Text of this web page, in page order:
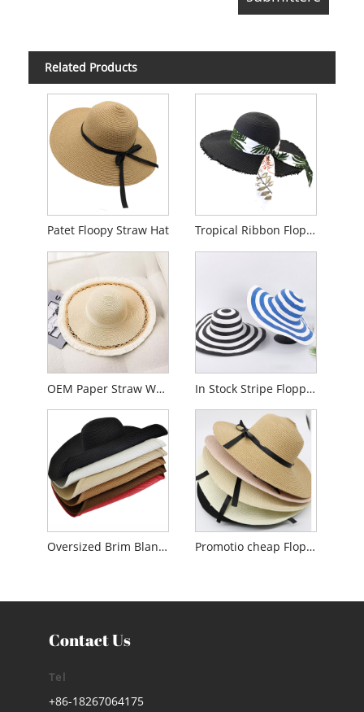
Related Products
Patet Floopy Straw Hat Tropical Ribbon Floppy Hat pro Women
OEM Paper Straw Women Floppy Hat In Stock Stripe Floppy Solem Hat ad domina
Oversized Brim Blank Floppy Solem Hat ad Lady Promotio cheap Floppy Straw Hat pro Women
Contact Us
Tel
+86-18267064175